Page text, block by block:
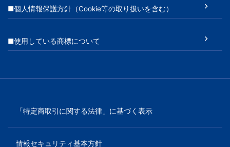
■個人情報保護方針（Cookie等の取り扱いを含む）
■使用している商標について
「特定商取引に関する法律」に基づく表示
情報セキュリティ基本方針